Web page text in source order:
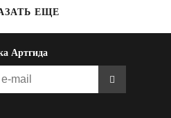
ЕЩЕ
Артгида